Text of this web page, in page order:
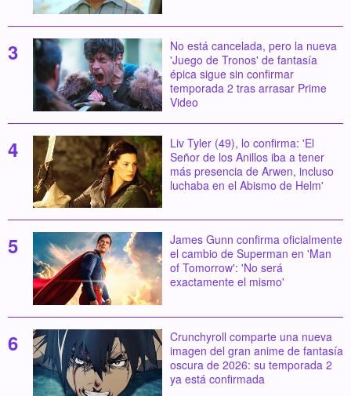
No está cancelada, pero la nueva
'Juego de Tronos' de fantasía
épica sigue sin confirmar
temporada 2 tras arrasar Prime
Video
Liv Tyler (49), lo confirma: 'El
Señor de los Anillos iba a tener
más presencia de Arwen, incluso
luchaba en el Abismo de Helm'
James Gunn confirma oficialmente
el cambio de Superman en 'Man
of Tomorrow': 'No será
exactamente el mismo'
Crunchyroll comparte una nueva
imagen del gran anime de fantasía
oscura de 2026: su temporada 2
ya está confirmada